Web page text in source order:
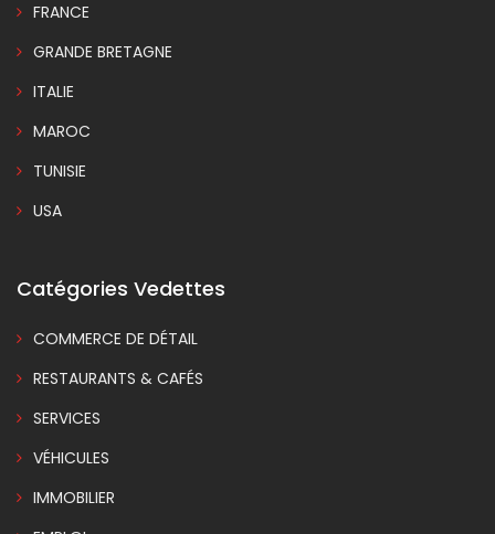
FRANCE
GRANDE BRETAGNE
ITALIE
MAROC
TUNISIE
USA
Catégories Vedettes
COMMERCE DE DÉTAIL
RESTAURANTS & CAFÉS
SERVICES
VÉHICULES
IMMOBILIER